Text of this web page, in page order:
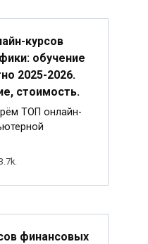
курсов
обучение
2025-2026.
стоимость.
ТОП онлайн-
финансовых